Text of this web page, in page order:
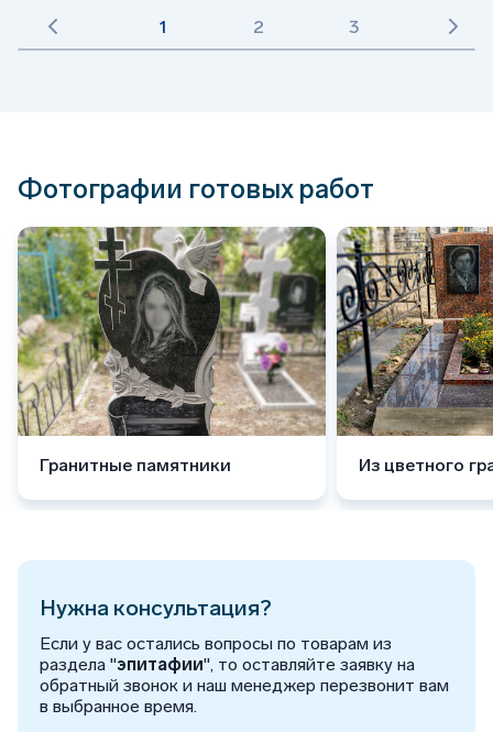
1 2 3
Фотографии готовых работ
Гранитные памятники Из цветного
Нужна консультация?
Если у вас остались вопросы по товарам из
раздела "эпитафии", то оставляйте заявку на
обратный звонок и наш менеджер перезвонит вам
в выбранное время.